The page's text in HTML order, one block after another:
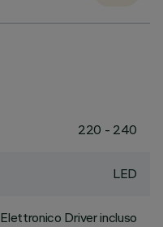
220 - 240
LED
Elettronico Driver incluso